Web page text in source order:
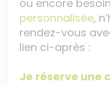
ou encore
personnalisée,
rendez-vous
lien ci-après :
Je réserve une